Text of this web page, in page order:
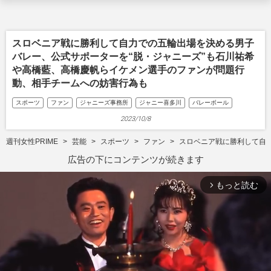
スロベニア戦に勝利して自力での五輪出場を決める男子
バレー、公式サポーターを“脱・ジャニーズ”も石川祐希
や高橋藍、高橋慶帆らイケメン選手のファンが問題行
動、相手チームへの妨害行為も
スポーツ ファン ジャニーズ事務所 ジャニー喜多川 バレーボール
2023/10/8
週刊女性PRIME 芸能 スポーツ ファン スロベニア戦に勝利して自
広告の下にコンテンツが続きます
arrow_forward_ios もっと読む